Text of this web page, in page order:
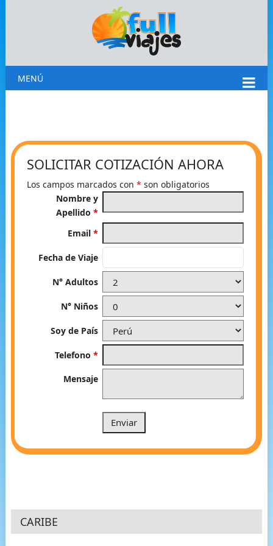
MENÚ
SOLICITAR COTIZACIÓN AHORA
Los campos marcados con * son obligatorios
Nombre y
Apellido*
Email*
Fecha de Viaje
N° Adultos
N° Niños
Soy de País
Telefono*
Mensaje
CARIBE